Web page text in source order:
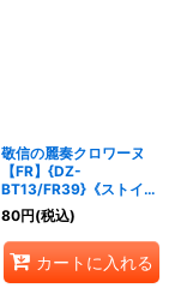
敬信の麗奏クロワーヌ
【FR】{DZ-
BT13/FR39}《ストイケ
イア》
80円(税込)
カートに入れる